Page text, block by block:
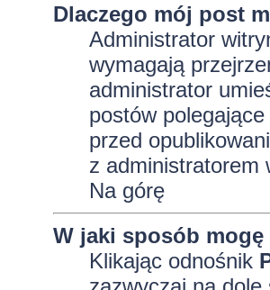
Dlaczego mój post
Administrator
wymagają
administrator
postów
przed
z administratorem
Na górę
W jaki sposób
Klikając odnośnik